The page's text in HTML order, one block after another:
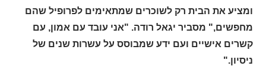
ומציע את הבית רק לשוכרים שמתאימים לפרופיל שהם
מחפשים," מסביר יגאל רודה. "אני עובד עם אמון, עם
קשרים אישיים ועם ידע שמבוסס על עשרות שנים של
ניסיון."